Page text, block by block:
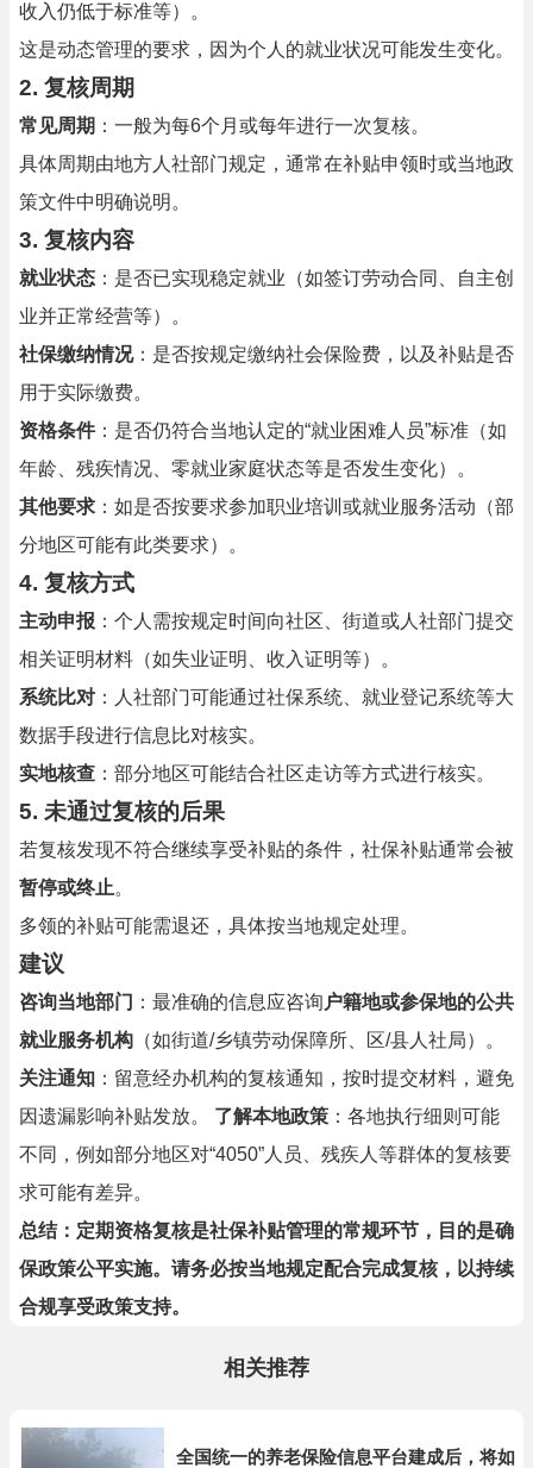
收入仍低于标准等）。
这是动态管理的要求，因为个人的就业状况可能发生变化。
2. 复核周期
常见周期 ：一般为每6个月或每年进行一次复核。
具体周期由地方人社部门规定，通常在补贴申领时或当地政
策文件中明确说明。
3. 复核内容
就业状态 ：是否已实现稳定就业（如签订劳动合同、自主创
业并正常经营等）。
社保缴纳情况：是否按规定缴纳社会保险费，以及补贴是否
用于实际缴费。
资格条件：是否仍符合当地认定的“就业困难人员”标准（如
年龄、残疾情况、零就业家庭状态等是否发生变化）。
其他要求 ：如是否按要求参加职业培训或就业服务活动（部
分地区可能有此类要求）。
4. 复核方式
主动申报 ：个人需按规定时间向社区、街道或人社部门提交
相关证明材料（如失业证明、收入证明等）。
系统比对 ：人社部门可能通过社保系统、就业登记系统等大
数据手段进行信息比对核实。
实地核查 ：部分地区可能结合社区走访等方式进行核实。
5. 未通过复核的后果
若复核发现不符合继续享受补贴的条件，社保补贴通常会被
暂停或终止。
多领的补贴可能需退还，具体按当地规定处理。
建议
咨询当地部门 ：最准确的信息应咨询 户籍地或参保地的公共
就业服务机构 （如街道/乡镇劳动保障所、区/县人社局）。
关注通知 ：留意经办机构的复核通知，按时提交材料，避免
因遗漏影响补贴发放。 了解本地政策 ：各地执行细则可能
不同，例如部分地区对“4050”人员、残疾人等群体的复核要
求可能有差异。
总结：定期资格复核是社保补贴管理的常规环节，目的是确
保政策公平实施。请务必按当地规定配合完成复核，以持续
合规享受政策支持。
相关推荐
全国统一的养老保险信息平台建成后，将如